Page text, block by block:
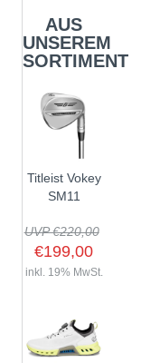
AUS
UNSEREM
SORTIMENT
Titleist Vokey
SM11
UVP €220,00
€199,00
inkl. 19% MwSt.